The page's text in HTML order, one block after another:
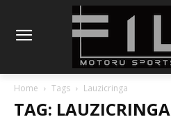
Home Tags Lauzicringa
TAG: LAUZICRINGA